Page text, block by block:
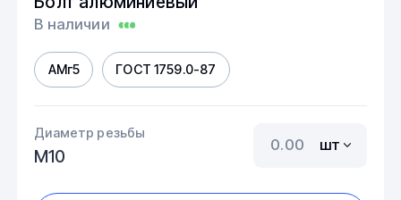
В наличии
АМг5 ГОСТ 1759.0-87
Диаметр резьбы
М10
шт